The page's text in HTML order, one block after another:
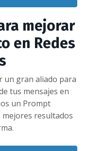
mejorar
en Redes
un gran aliado para
tus mensajes en
un Prompt
resultados